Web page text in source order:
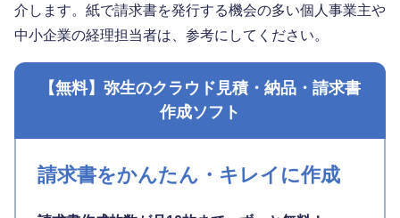
介します。紙で請求書を発行する機会の多い個人事業主や
中小企業の経理担当者は、参考にしてください。
【無料】弥生のクラウド見積・納品・請求書
作成ソフト
請求書をかんたん・キレイに作成